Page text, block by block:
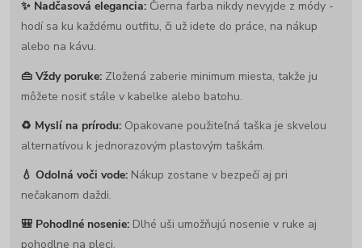
✨ Nadčasová elegancia: Čierna farba nikdy nevyjde z módy -
hodí sa ku každému outfitu, či už idete do práce, na nákup
alebo na kávu.
👜 Vždy poruke: Zložená zaberie minimum miesta, takže ju
môžete nosiť stále v kabelke alebo batohu.
♻️ Myslí na prírodu: Opakovane použiteľná taška je skvelou
alternatívou k jednorazovým plastovým taškám.
💧 Odolná voči vode: Nákup zostane v bezpečí aj pri
nečakanom daždi.
🎒 Pohodlné nosenie: Dlhé uši umožňujú nosenie v ruke aj
pohodlne na pleci.